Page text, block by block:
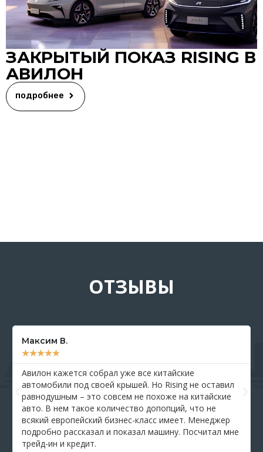
ЗАКРЫТЫЙ ПОКАЗ RISING В
АВИЛОН
подробнее
ОТЗЫВЫ
Максим В.
★★★★★
Авилон кажется собрал уже все китайские
автомобили под своей крышей. Но Rising не оставил
равнодушным – это совсем не похоже на китайские
авто. В нем такое количество допопций, что не
всякий европейский бизнес-класс имеет. Менеджер
подробно рассказал и показал машину. Посчитал мне
трейд-ин и кредит.